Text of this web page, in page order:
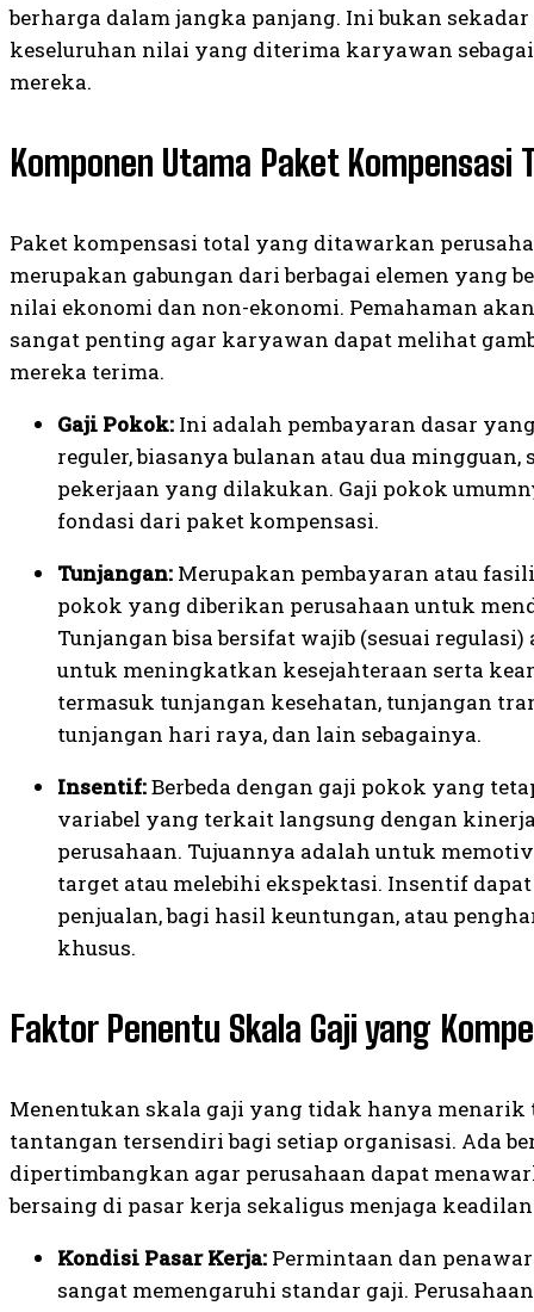
berharga dalam jangka panjang. Ini bukan
keseluruhan nilai yang diterima karyawan
mereka.
Komponen Utama Paket Kompensasi
Paket kompensasi total yang ditawarkan
merupakan gabungan dari berbagai elemen yang
nilai ekonomi dan non-ekonomi. Pemahaman
sangat penting agar karyawan dapat melihat
mereka terima.
Gaji Pokok: Ini adalah pembayaran dasar
reguler, biasanya bulanan atau dua mingguan,
pekerjaan yang dilakukan. Gaji pokok
fondasi dari paket kompensasi.
Tunjangan: Merupakan pembayaran atau
pokok yang diberikan perusahaan untuk
Tunjangan bisa bersifat wajib (sesuai
untuk meningkatkan kesejahteraan serta
termasuk tunjangan kesehatan, tunjangan
tunjangan hari raya, dan lain sebagainya.
Insentif:Berbeda dengan gaji pokok yang
variabel yang terkait langsung dengan
perusahaan. Tujuannya adalah untuk
target atau melebihi ekspektasi. Insentif
penjualan, bagi hasil keuntungan, atau
khusus.
Faktor Penentu Skala Gaji yang
Menentukan skala gaji yang tidak hanya menarik
tantangan tersendiri bagi setiap organisasi. Ada
dipertimbangkan agar perusahaan dapat
bersaing di pasar kerja sekaligus menjaga
Kondisi Pasar Kerja: Permintaan dan
sangat memengaruhi standar gaji.